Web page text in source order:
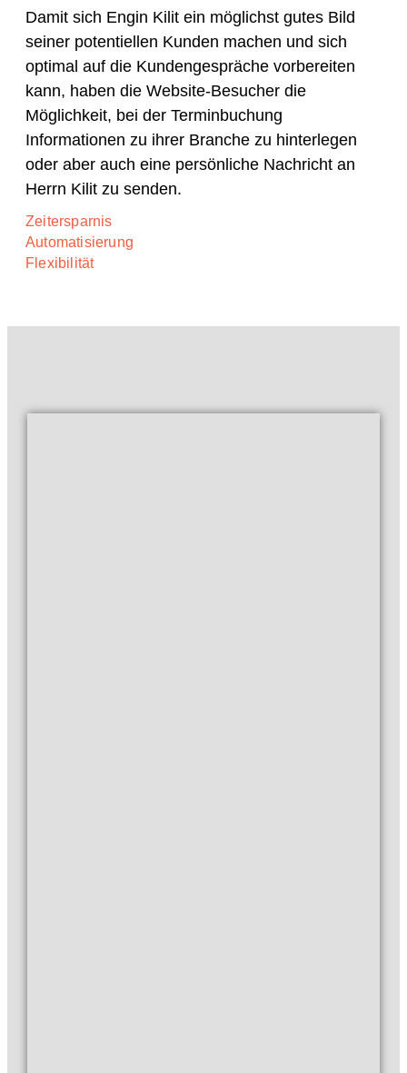
Damit sich Engin Kilit ein möglichst gutes Bild
seiner potentiellen Kunden machen und sich
optimal auf die Kundengespräche vorbereiten
kann, haben die Website-Besucher die
Möglichkeit, bei der Terminbuchung
Informationen zu ihrer Branche zu hinterlegen
oder aber auch eine persönliche Nachricht an
Herrn Kilit zu senden.
Zeitersparnis
Automatisierung
Flexibilität